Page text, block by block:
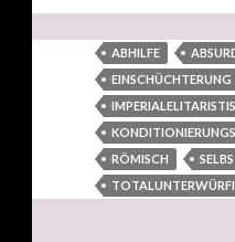
ABHILFE
EINSCHÜCHTERUNG
RÖMISCH